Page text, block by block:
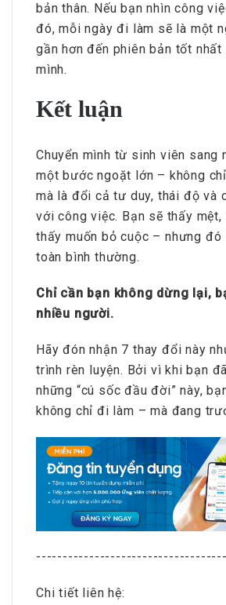
bản thân. Nếu bạn nhìn công
đó, mỗi ngày đi làm sẽ là một
gần hơn đến phiên bản tốt nhất
mình.
Kết luận
Chuyển mình từ sinh viên sang
một bước ngoặt lớn – không
mà là đổi cả tư duy, thái độ và
với công việc. Bạn sẽ thấy mệt,
thấy muốn bỏ cuộc – nhưng đó
toàn bình thường.
Chỉ cần bạn không dừng lại,
nhiều người.
Hãy đón nhận 7 thay đổi này
trình rèn luyện. Bởi vì khi bạn
những “cú sốc đầu đời” này,
không chỉ đi làm – mà đang
------------------------------------
Chi tiết liên hệ: